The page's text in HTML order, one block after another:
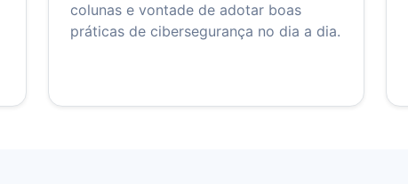
colunas e vontade de adotar boas
práticas de cibersegurança no dia a dia.